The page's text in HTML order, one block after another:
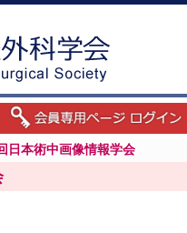
日本術中画像情報学会